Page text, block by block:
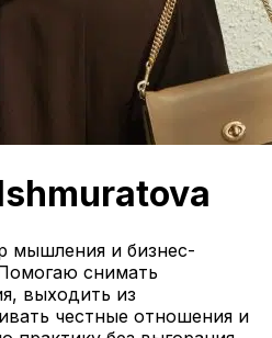
мышления и бизнес-
снимать
выходить из
честные отношения и